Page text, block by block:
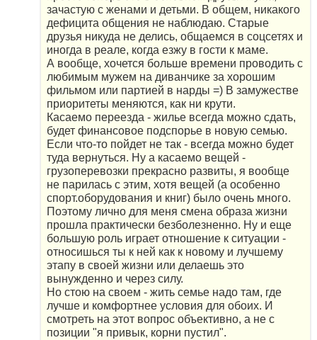
зачастую с женами и детьми. В общем, никакого
дефицита общения не наблюдаю. Старые
друзья никуда не делись, общаемся в соцсетях и
иногда в реале, когда езжу в гости к маме.
А вообще, хочется больше времени проводить с
любимым мужем на диванчике за хорошим
фильмом или партией в нарды =) В замужестве
приоритеты меняются, как ни крути.
Касаемо переезда - жилье всегда можно сдать,
будет финансовое подспорье в новую семью.
Если что-то пойдет не так - всегда можно будет
туда вернуться. Ну а касаемо вещей -
грузоперевозки прекрасно развиты, я вообще
не парилась с этим, хотя вещей (а особенно
спорт.оборудования и книг) было очень много.
Поэтому лично для меня смена образа жизни
прошла практически безболезненно. Ну и еще
большую роль играет отношение к ситуации -
относишься ты к ней как к новому и лучшему
этапу в своей жизни или делаешь это
вынужденно и через силу.
Но стою на своем - жить семье надо там, где
лучше и комфортнее условия для обоих. И
смотреть на этот вопрос объективно, а не с
позиции "я привык, корни пустил".